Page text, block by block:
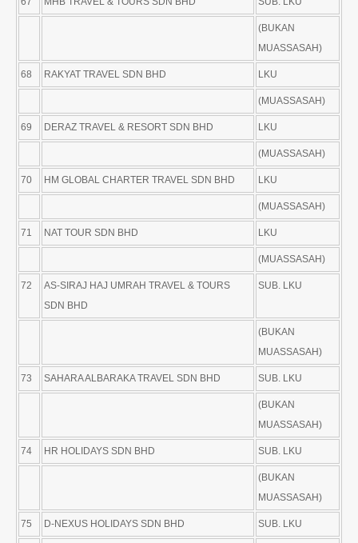
(BUKAN
MUASSASAH)
68 RAKYAT TRAVEL SDN BHD LKU
(MUASSASAH)
69 DERAZ TRAVEL & RESORT SDN BHD LKU
(MUASSASAH)
70 HM GLOBAL CHARTER TRAVEL SDN BHD LKU
(MUASSASAH)
71 NAT TOUR SDN BHD LKU
(MUASSASAH)
72
AS-SIRAJ HAJ UMRAH TRAVEL & TOURS
SDN BHD
SUB. LKU
(BUKAN
MUASSASAH)
73 SAHARA ALBARAKA TRAVEL SDN BHD SUB. LKU
(BUKAN
MUASSASAH)
74 HR HOLIDAYS SDN BHD SUB. LKU
(BUKAN
MUASSASAH)
75 D-NEXUS HOLIDAYS SDN BHD SUB. LKU